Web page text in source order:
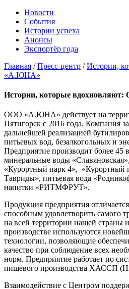
Новости
События
Истории успеха
Анонсы
Экспортёр года
Главная /Пресс-центр /Истории,
«А.ЮНА»
Истории, которые
ООО «А.ЮНА» действует на
Пятигорск с 2016 года. Компания
дальнейшей реализацией
питьевых вод, безалкогольных и
Предприятие производит более 45
минеральные воды
«Курортный парк 4», «Курортный
Тавриды», питьевая вода
напитки «РИТМФРУТ».
Продукция предприятия
способным удовлетворить самого
на всей территории нашей страны
производстве используются
технологии, позволяющие
качество при соблюдение всех
норм. Предприятие работает по
пищевого производства ХАССП
Взаимодействие с Центром